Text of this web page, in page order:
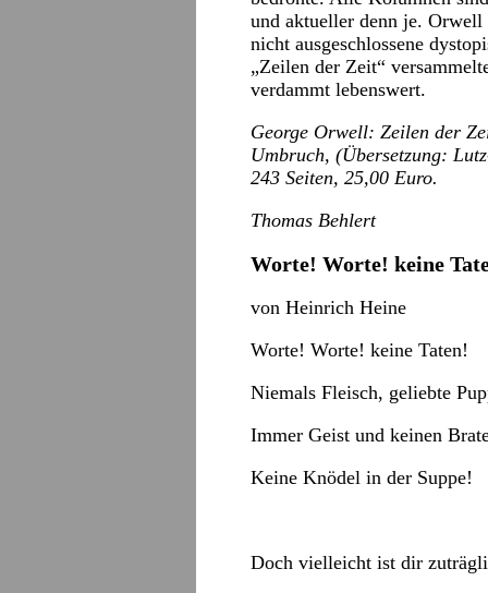
und aktueller denn je.
nicht ausgeschlossene
„Zeilen der Zeit“
verdammt lebenswert.
George Orwell: Zeilen der
Umbruch, (Übersetzung:
243 Seiten, 25,00 Euro.
Thomas Behlert
Worte! Worte! keine
von Heinrich Heine
Worte! Worte! keine Taten!
Niemals Fleisch, geliebte
Immer Geist und keinen
Keine Knödel in der Suppe!
Doch vielleicht ist dir